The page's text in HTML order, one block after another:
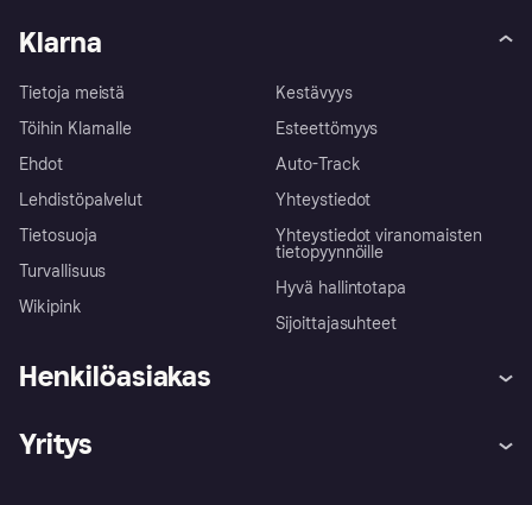
Klarna
Tietoja meistä
Töihin Klarnalle
Ehdot
Lehdistöpalvelut
Tietosuoja
Turvallisuus
Wikipink
Kestävyys
Esteettömyys
Auto-Track
Yhteystiedot
Yhteystiedot viranomaisten
tietopyynnöille
Hyvä hallintotapa
Sijoittajasuhteet
Henkilöasiakas
Kirjaudu sisään
Yritys